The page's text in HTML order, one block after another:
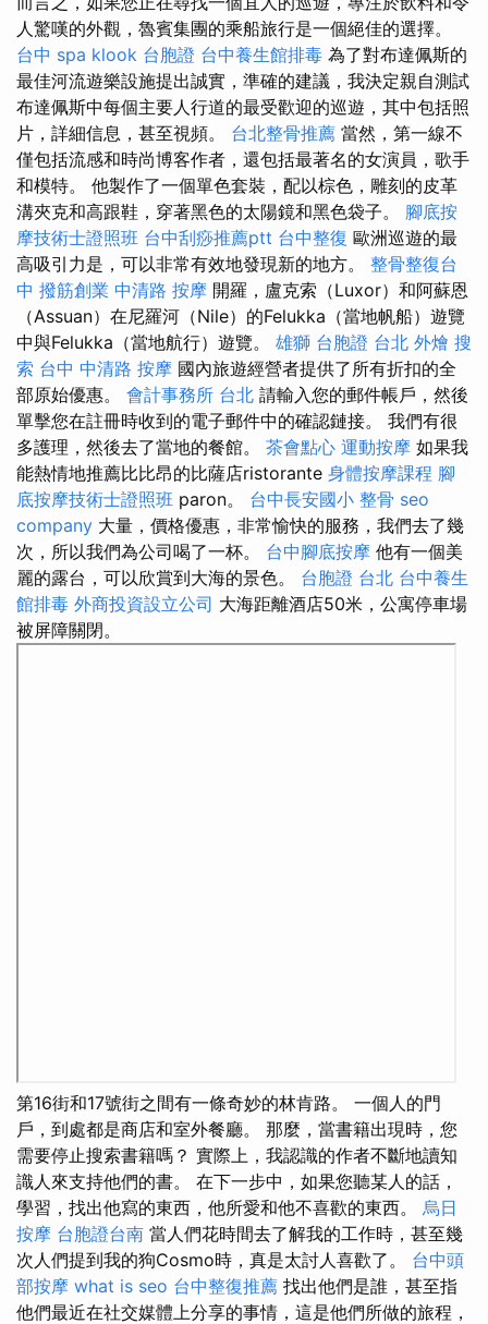
人驚嘆的外觀，魯賓集團的乘船旅行是一個絕佳的選擇。
台中 spa klook 台胞證 台中養生館排毒 為了對布達佩斯的
最佳河流遊樂設施提出誠實，準確的建議，我決定親自測試
布達佩斯中每個主要人行道的最受歡迎的巡遊，其中包括照
片，詳細信息，甚至視頻。 台北整骨推薦 當然，第一線不
僅包括流感和時尚博客作者，還包括最著名的女演員，歌手
和模特。 他製作了一個單色套裝，配以棕色，雕刻的皮革
溝夾克和高跟鞋，穿著黑色的太陽鏡和黑色袋子。 腳底按
摩技術士證照班 台中刮痧推薦ptt 台中整復 歐洲巡遊的最
高吸引力是，可以非常有效地發現新的地方。 整骨整復台
中 撥筋創業 中清路 按摩 開羅，盧克索（Luxor）和阿蘇恩
（Assuan）在尼羅河（Nile）的Felukka（當地帆船）遊覽
中與Felukka（當地航行）遊覽。 雄獅 台胞證 台北 外燴 搜
索 台中 中清路 按摩 國內旅遊經營者提供了所有折扣的全
部原始優惠。 會計事務所 台北 請輸入您的郵件帳戶，然後
單擊您在註冊時收到的電子郵件中的確認鏈接。 我們有很
多護理，然後去了當地的餐館。 茶會點心 運動按摩 如果我
能熱情地推薦比比昂的比薩店ristorante 身體按摩課程 腳
底按摩技術士證照班 paron。 台中長安國小 整骨 seo
company 大量，價格優惠，非常愉快的服務，我們去了幾
次，所以我們為公司喝了一杯。 台中腳底按摩 他有一個美
麗的露台，可以欣賞到大海的景色。 台胞證 台北 台中養生
館排毒 外商投資設立公司 大海距離酒店50米，公寓停車場
被屏障關閉。
第16街和17號街之間有一條奇妙的林肯路。 一個人的門
戶，到處都是商店和室外餐廳。 那麼，當書籍出現時，您
需要停止搜索書籍嗎？ 實際上，我認識的作者不斷地讀知
識人來支持他們的書。 在下一步中，如果您聽某人的話，
學習，找出他寫的東西，他所愛和他不喜歡的東西。 烏日
按摩 台胞證台南 當人們花時間去了解我的工作時，甚至幾
次人們提到我的狗Cosmo時，真是太討人喜歡了。 台中頭
部按摩 what is seo 台中整復推薦 找出他們是誰，甚至指
他們最近在社交媒體上分享的事情，這是他們所做的旅程，